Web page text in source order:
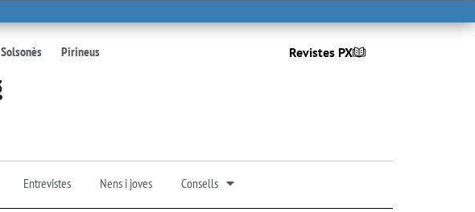
Solsonès Pirineus Revistes PX
Entrevistes Nens i joves Consells